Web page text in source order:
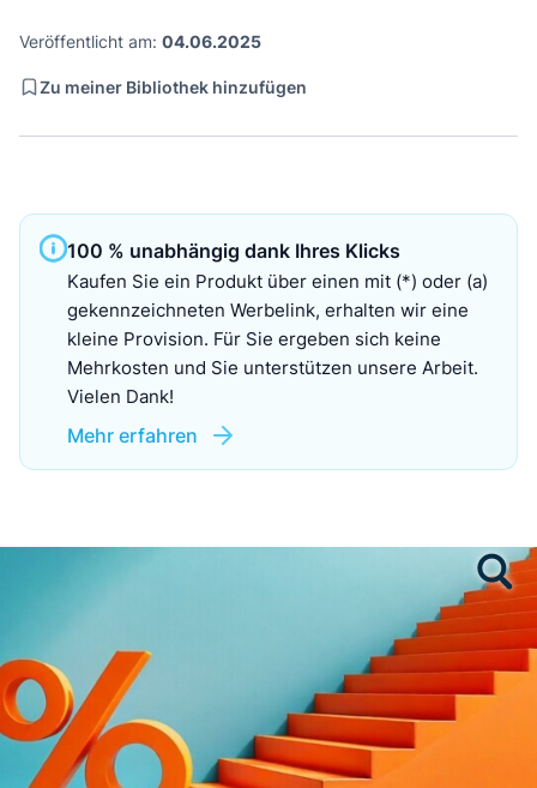
Veröffentlicht am: 04.06.2025
Zu meiner Bibliothek hinzufügen
100 % unabhängig dank Ihres Klicks
Kaufen Sie ein Produkt über einen mit (*) oder (a)
gekennzeichneten Werbelink, erhalten wir eine
kleine Provision. Für Sie ergeben sich keine
Mehrkosten und Sie unterstützen unsere Arbeit.
Vielen Dank!
Mehr erfahren